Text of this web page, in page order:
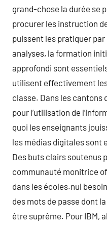
grand-chose la durée se
procurer les instruction
puissent les pratiquer par
analyses, la formation
approfondi sont
utilisent effectivement
classe. Dans les cantons
pour l’utilisation de
quoi les enseignants
les médias digitales sont
Des buts clairs soutenus
communauté monitrice
dans les écoles.nul
des mots de passe dont
être suprême. Pour IBM,